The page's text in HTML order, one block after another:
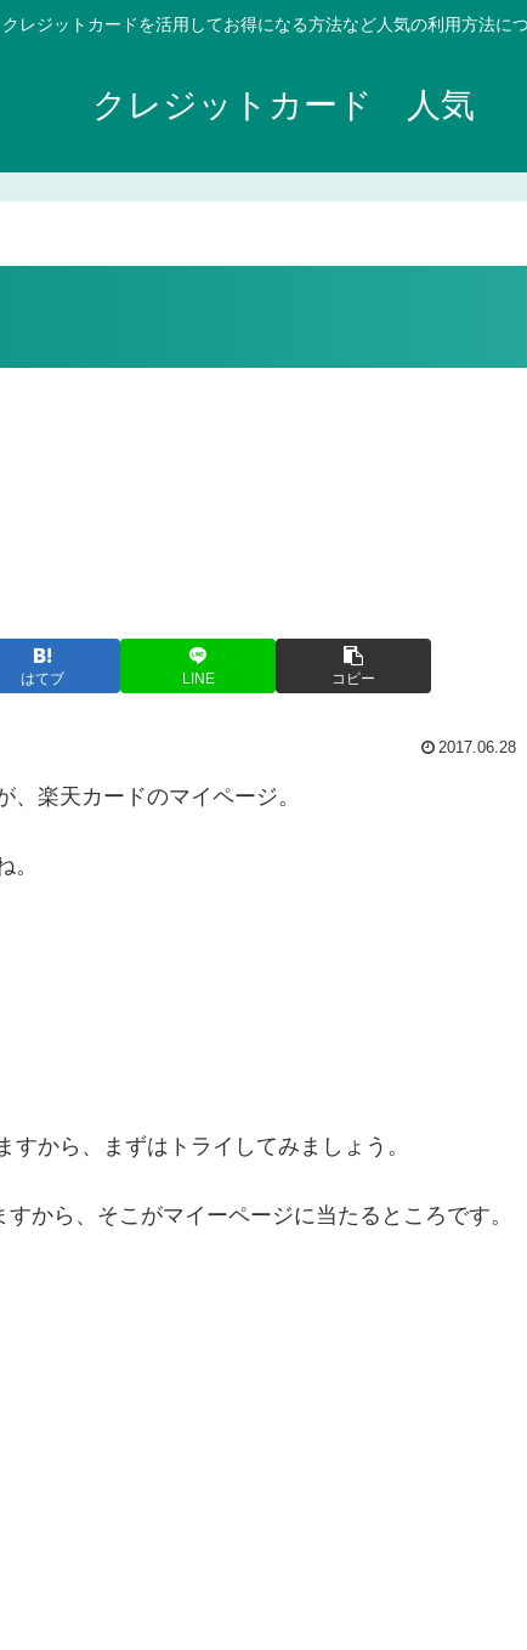
クレジットカードを活用してお得になる方法など人気の利用方法に
クレジットカード 人気
はてブ LINE コピー
2017.06.28
楽天カードのマイページ。
。
から、まずはトライしてみましょう。
から、そこがマイーページに当たるところです。